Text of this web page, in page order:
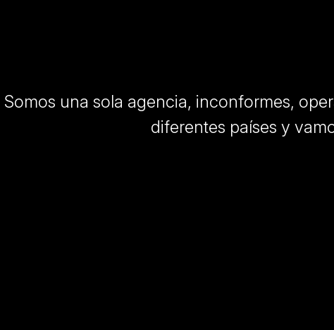
Somos una sola agencia, inconformes,
diferentes países y